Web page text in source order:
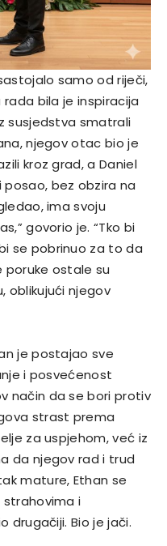
samo od riječi,
bila je inspiracija
susjedstva smatrali
njegov otac bio je
kroz grad, a Daniel
posao, bez obzira na
ima svoju
govorio je. “Tko bi
se pobrinuo za to da
poruke ostale su
oblikujući njegov
je postajao sve
i posvećenost
način da se bori protiv
strast prema
za uspjehom, već iz
da njegov rad i trud
mature, Ethan se
strahovima i
drugačiji. Bio je jači.